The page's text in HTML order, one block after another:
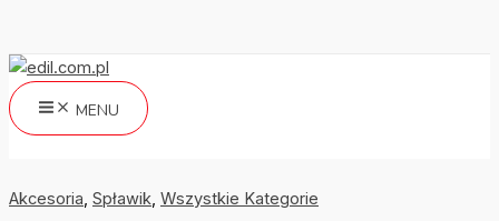
treści
MENU
Akcesoria, Spławik, Wszystkie Kategorie